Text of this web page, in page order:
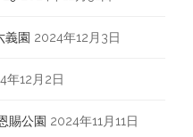
義園 2024年12月3日
年12月2日
賜公園 2024年11月11日